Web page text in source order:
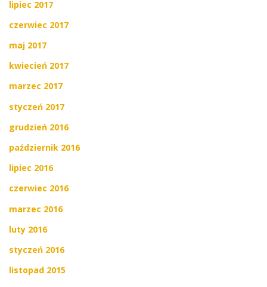
lipiec 2017
czerwiec 2017
maj 2017
kwiecień 2017
marzec 2017
styczeń 2017
grudzień 2016
październik 2016
lipiec 2016
czerwiec 2016
marzec 2016
luty 2016
styczeń 2016
listopad 2015